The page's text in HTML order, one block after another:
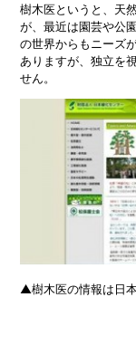
樹木医というと、天
が、最近は園芸や公
の世界からもニーズ
ありますが、独立を
せん。
▲樹木医の情報は日